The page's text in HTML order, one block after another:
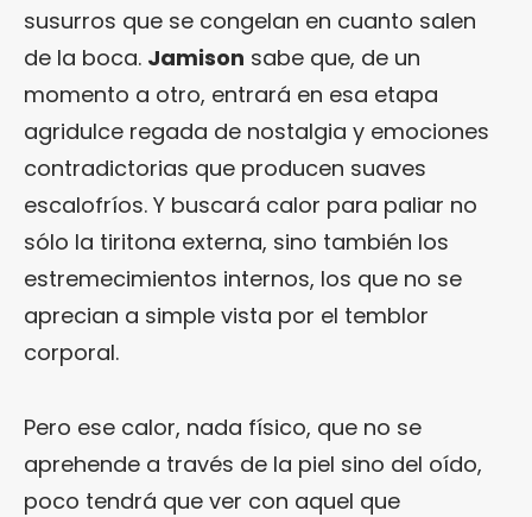
susurros que se congelan en cuanto salen
de la boca. Jamison sabe que, de un
momento a otro, entrará en esa etapa
agridulce regada de nostalgia y emociones
contradictorias que producen suaves
escalofríos. Y buscará calor para paliar no
sólo la tiritona externa, sino también los
estremecimientos internos, los que no se
aprecian a simple vista por el temblor
corporal.
Pero ese calor, nada físico, que no se
aprehende a través de la piel sino del oído,
poco tendrá que ver con aquel que